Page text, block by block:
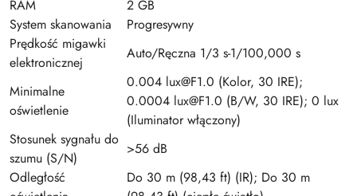
RAM
2 GB
System skanowania
Progresywny
Prędkość migawki
elektronicznej
Auto/Ręczna 1/3 s-1/100,000 s
Minimalne
oświetlenie
0.004 lux@F1.0 (Kolor, 30 IRE);
0.0004 lux@F1.0 (B/W, 30 IRE); 0 lux
(Iluminator włączony)
Stosunek sygnału do
szumu (S/N)
>56 dB
Odległość
Do 30 m (98,43 ft) (IR); Do 30 m